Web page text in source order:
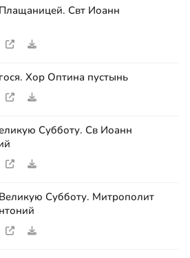
Свт Иоанн
Хор Оптина пустынь
Субботу. Св Иоанн
Субботу. Митрополит